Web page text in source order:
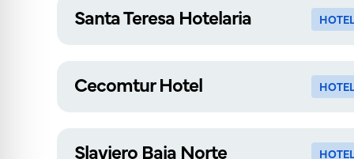
Santa Teresa Hotelaria
Cecomtur Hotel
Slaviero Baia Norte